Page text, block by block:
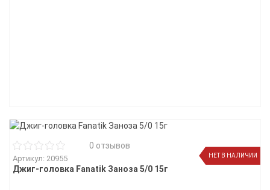
НЕТ В НАЛИЧИИ
0 отзывов
Артикул: 20955
Джиг-головка Fanatik Заноза 5/0 15г